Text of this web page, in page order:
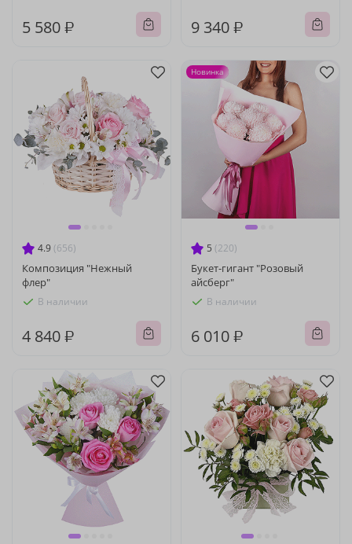
5 580 ₽ 9 340 ₽
4.9 (656)
Композиция "Нежный
флер"
В наличии
4 840 ₽
5 (220)
Букет-гигант "Розовый
айсберг"
В наличии
6 010 ₽
Новинка